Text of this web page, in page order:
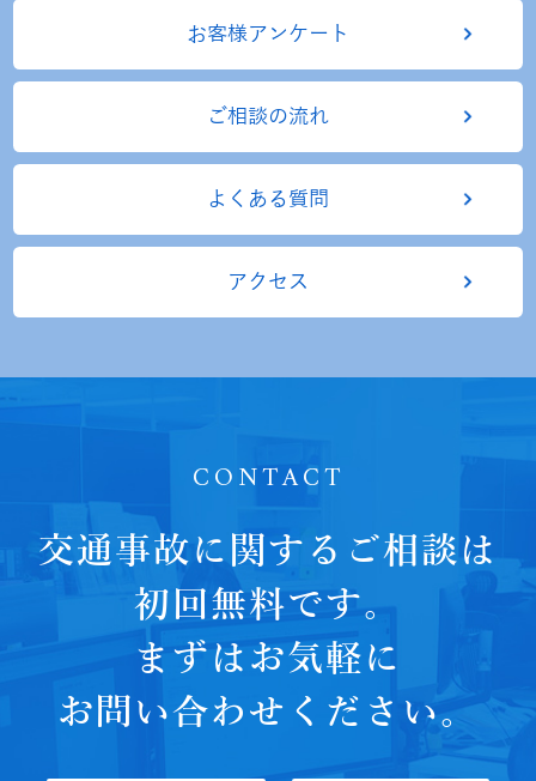
お客様アンケート
ご相談の流れ
よくある質問
アクセス
CONTACT
交通事故に関するご相談は
初回無料です。
まずはお気軽に
お問い合わせください。